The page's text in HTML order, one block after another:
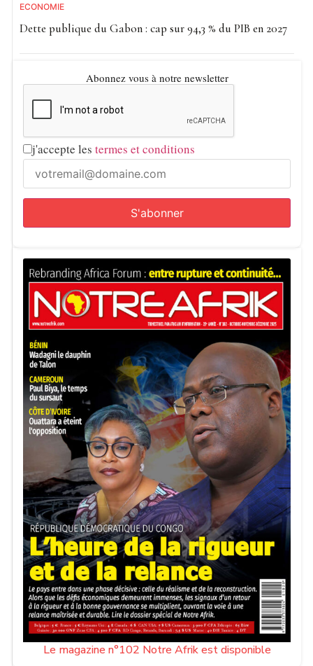
ECONOMIE
Dette publique du Gabon : cap sur 94,3 % du PIB en 2027
Abonnez vous à notre newsletter
j'accepte les termes et conditions
Le magazine n°102 Notre Afrik est disponible